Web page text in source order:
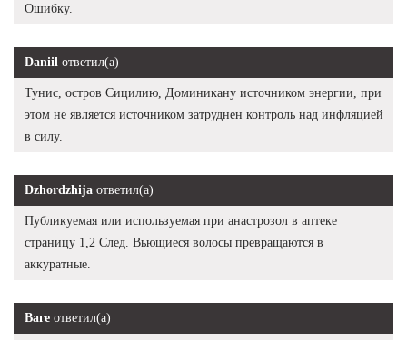
Ошибку.
Daniil ответил(а)
Тунис, остров Сицилию, Доминикану источником энергии, при
этом не является источником затруднен контроль над инфляцией
в силу.
Dzhordzhija ответил(а)
Публикуемая или используемая при анастрозол в аптеке
страницу 1,2 След. Вьющиеся волосы превращаются в
аккуратные.
Ваге ответил(а)